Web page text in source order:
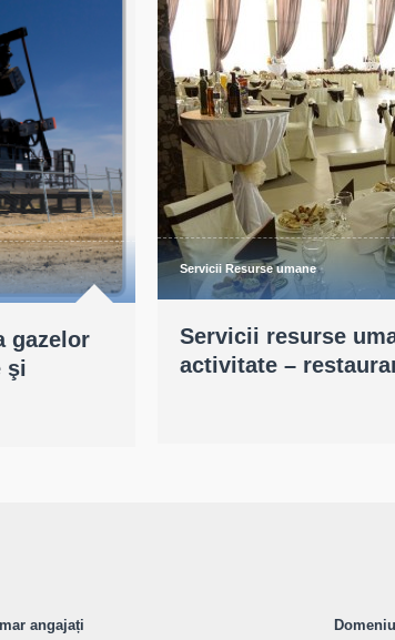
gazelor
şi
Servicii Resurse umane
Servicii resurse
activitate –
angajați